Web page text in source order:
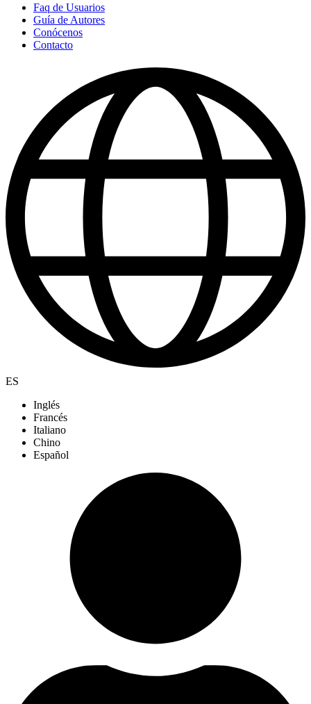
Faq de Usuarios
Guía de Autores
Conócenos
Contacto
ES
Inglés
Francés
Italiano
Chino
Español